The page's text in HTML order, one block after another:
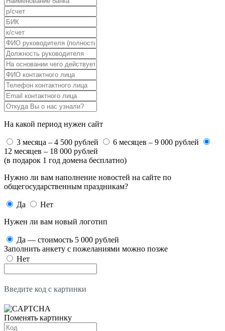
На какой период нужен сайт
3 месяца – 4 500 рублей
6 месяцев – 9 000 рублей
12 месяцев – 18 000 рублей
(в подарок 1 год домена бесплатно)
Нужно ли вам наполнение новостей на сайте по
общегосударственным праздникам?
Да
Нет
Нужен ли вам новый логотип
Да — стоимость 5 000 рублей
Заполнить анкету с пожеланиями можно позже
Нет
Введите код с картинки
Поменять картинку